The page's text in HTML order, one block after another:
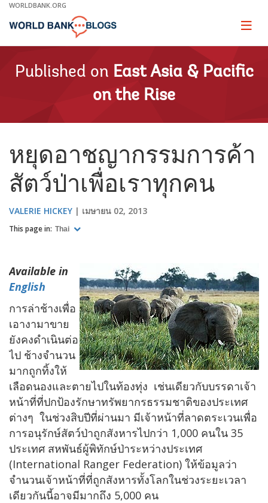
Skip
Main
WORLDBANK.ORG
Page
Published on East Asia & Pacific
on the Rise
หยุดอาชญากรรมการค้า
สัตว์ป่าเพื่อเราทุกคน
VALERIE HICKEY เมษายน 02, 2013
This page in: Thai
Available in
English
การล่าช้างเพื่อ
เอางามาขาย
ยังคงดำเนินต่อ
ไป ช้างจำนวน
มากถูกทิ้งให้
เลือดนองและตายไปในท้องทุ่ง เช่นเดียวกับบรรดาเจ้า
หน้าที่ที่ปกป้องรักษาทรัพยากรธรรมชาติของประเทศ
ต่างๆ ในช่วงสิบปีที่ผ่านมา มีเจ้าหน้าที่ลาดตระเวนเพื่อ
การอนุรักษ์สัตว์ป่าถูกสังหารไปกว่า 1,000 คนใน 35
ประเทศ สหพันธ์ผู้พิทักษ์ป่าระหว่างประเทศ
(International Ranger Federation) ให้ข้อมูลว่า
จำนวนเจ้าหน้าที่ที่ถูกสังหารทั้งโลกในช่วงระยะเวลา
เดียวกันนี้อาจมีมากถึง 5,000 คน